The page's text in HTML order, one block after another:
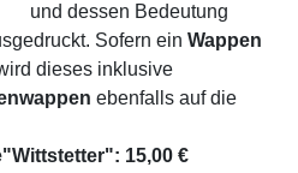
und dessen Bedeutung
Sofern ein Wappen
dieses inklusive
ebenfalls auf die
15,00 €